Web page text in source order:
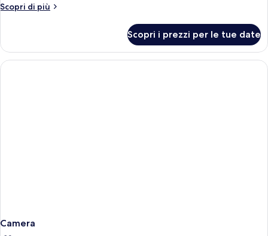
Scopri di più
Altri
Scopri i prezzi per le tue date
Camera